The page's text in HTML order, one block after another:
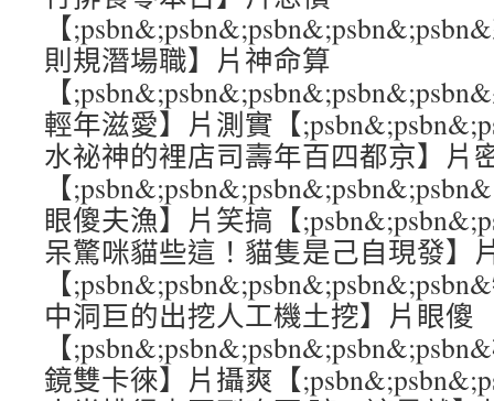
【
則規潛場職】片神命算
【
輕年滋愛】片測實【
水祕神的裡店司壽年百四都京】片
【
眼傻夫漁】片笑搞【
呆驚咪貓些這！貓隻是己自現發】
【
中洞巨的出挖人工機土挖】片眼傻
【
鏡雙卡徠】片攝爽【